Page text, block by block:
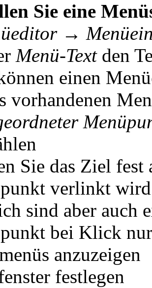
Sie eine
→
Menü-Textden
einen
vorhandenen
Sie das Ziel
verlinkt
sind aber auch
bei Klick
anzuzeigen
festlegen